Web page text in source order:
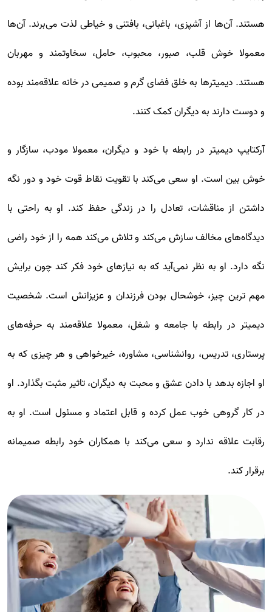
هستند. آن‌ها از آشپزی، باغبانی، بافتنی و خیاطی لذت می‌برند. آن‌ها
معمولا خوش قلب، صبور، محبوب، حامل، سخاوتمند و مهربان
هستند. دیمیتر‌ها به خلق فضای گرم و صمیمی در خانه علاقه‌مند بوده
و دوست دارند به دیگران کمک کنند.
آرکتایپ دیمیتر در رابطه با خود و دیگران، معمولا مودب، سازگار و
خوش بین است. او سعی می‌کند با تقویت نقاط قوت خود و دور نگه
داشتن از مناقشات، تعادل را در زندگی حفظ کند. او به راحتی با
دیدگاه‌های مخالف سازش می‌کند و تلاش می‌کند همه را از خود راضی
نگه دارد. او به نظر نمی‌آید که به نیاز‌های خود فکر کند چون برایش
مهم ترین چیز، خوشحال بودن فرزندان و عزیزانش است. شخصیت
دیمیتر در رابطه با جامعه و شغل، معمولا علاقه‌مند به حرفه‌های
پرستاری، تدریس، روانشناسی، مشاوره، خیرخواهی و هر چیزی که به
او اجازه بدهد با دادن عشق و محبت به دیگران، تاثیر مثبت بگذارد. او
در کار گروهی خوب عمل کرده و قابل اعتماد و مسئول است. او به
رقابت علاقه ندارد و سعی می‌کند با همکاران خود رابطه صمیمانه
برقرار کند.